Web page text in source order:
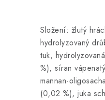
Složení: žlutý
hydrolyzovaný
tuk,
%), síran
mannan-
(0,02 %), juka